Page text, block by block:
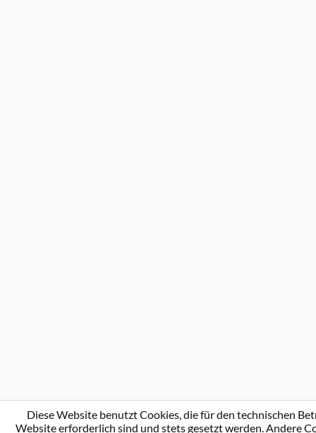
Diese Website benutzt Cookies, die für den technischen
Website erforderlich sind und stets gesetzt werden. Andere